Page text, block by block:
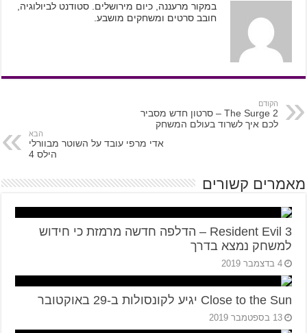
במקור מרעננה, כיום מירושלים. סטודנט לביולוגיה,
חובב סרטים ומשחקים מושבע.
הקודם
The Surge 2 – סרטון חדש מסביר
לכם איך לשרוד בעולם המשחק
הבא
אדי מרפי עובד על השוטר מבוורלי
הילס 4
מאמרים קשורים
Resident Evil 3 – הדלפה חדשה מרמזת כי חידוש
למשחק נמצא בדרך
4 בדצמבר 2019
Close to the Sun יגיע לקונסולות ב-29 באוקטובר
13 בספטמבר 2019